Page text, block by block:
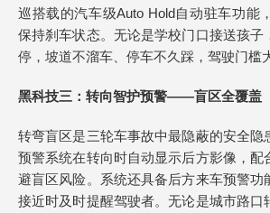
巡搭载的汽车级Auto Hold自动驻车功能
保持刹车状态。无论是学校门口接送孩子
停，坡道不溜车、停车不久踩，驾驶门槛
黑科技三：转向智护预警——盲区全覆盖
转弯盲区是三轮车事故中最隐蔽的安全隐
预警系统在转向时自动显示后方影像，配
避盲区风险。系统还具备后方来车预警功
接近时及时提醒驾驶者。无论是城市路口